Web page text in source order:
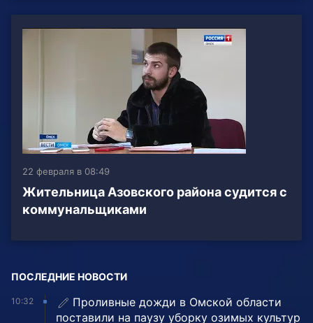
22 февраля в 08:49
Жительница Азовского района судится с
коммунальщиками
ПОСЛЕДНИЕ НОВОСТИ
10:32
Проливные дожди в Омской области
поставили на паузу уборку озимых культур